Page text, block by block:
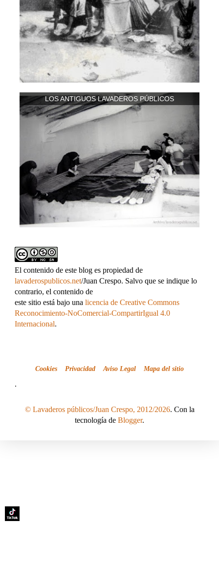
LOS ANTIGUOS LAVADEROS PÚBLICOS
El contenido de este blog es propiedad de
lavaderospublicos.net/Juan Crespo. Salvo que se indique lo
contrario, el contenido de
este sitio está bajo una licencia de Creative Commons
Reconocimiento-NoComercial-CompartirIgual 4.0
Internacional.
Cookies Privacidad Aviso Legal Mapa del sitio
.
© Lavaderos públicos/Juan Crespo, 2012/2026. Con la
tecnología de Blogger.